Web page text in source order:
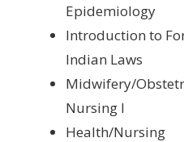
Epidemiology
Introduction to
Indian Laws
Midwifery/
Nursing I
Health/Nursing